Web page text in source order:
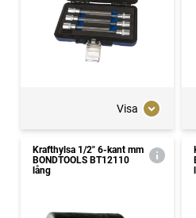
Visa
Krafthylsa 1/2" 6-kant mm
BONDTOOLS BT12110
lång